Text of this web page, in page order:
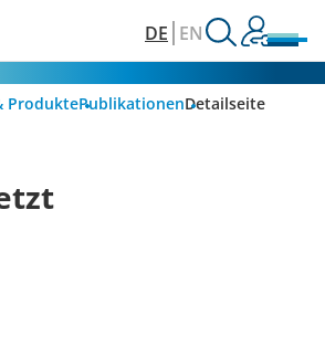
DE EN
ProduktePublikationenDetailseite